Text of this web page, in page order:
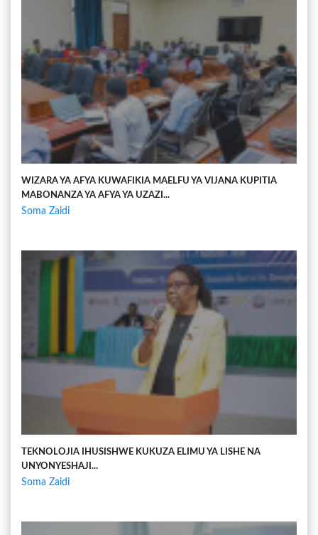
WIZARA YA AFYA KUWAFIKIA MAELFU YA VIJANA KUPITIA
MABONANZA YA AFYA YA UZAZI...
Soma Zaidi
TEKNOLOJIA IHUSISHWE KUKUZA ELIMU YA LISHE NA
UNYONYESHAJI...
Soma Zaidi